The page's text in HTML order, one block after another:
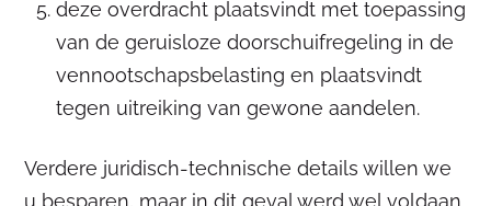
deze overdracht plaatsvindt met toepassing
van de geruisloze doorschuifregeling in de
vennootschapsbelasting en plaatsvindt
tegen uitreiking van gewone aandelen.
Verdere juridisch-technische details willen we
u besparen, maar in dit geval werd wel voldaan